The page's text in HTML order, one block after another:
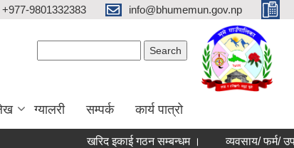
+977-9801332383 info@bhumemun.gov.np
ग्यालरी सम्पर्क कार्य पात्रो
खरिद इकाई गठन सम्बन्धम । व्यवसाय/ फर्म/ उपभोक्ता